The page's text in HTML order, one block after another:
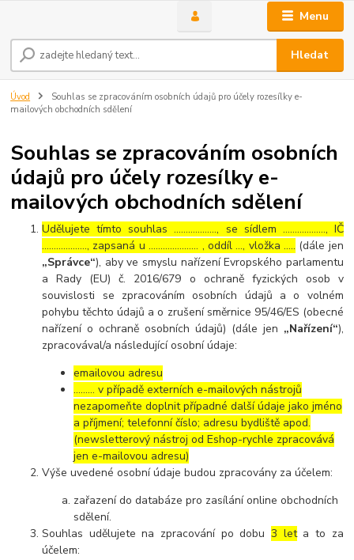
Menu
Hledat
Úvod
Souhlas se zpracováním osobních údajů pro účely rozesílky e-
mailových obchodních sdělení
Souhlas se zpracováním osobních
údajů pro účely rozesílky e-
mailových obchodních sdělení
Udělujete tímto souhlas ……………..., se sídlem ………………, IČ
………………., zapsaná u ………………… , oddíl …, vložka ….. (dále jen
„Správce“), aby ve smyslu nařízení Evropského parlamentu
a Rady (EU) č. 2016/679 o ochraně fyzických osob v
souvislosti se zpracováním osobních údajů a o volném
pohybu těchto údajů a o zrušení směrnice 95/46/ES (obecné
nařízení o ochraně osobních údajů) (dále jen „Nařízení“),
zpracovával/a následující osobní údaje:
emailovou adresu
……… v případě externích e-mailových nástrojů
nezapomeňte doplnit případné další údaje jako jméno
a příjmení; telefonní číslo; adresu bydliště apod.
(newsletterový nástroj od Eshop-rychle zpracovává
jen e-mailovou adresu)
Výše uvedené osobní údaje budou zpracovány za účelem:
zařazení do databáze pro zasílání online obchodních
sdělení.
Souhlas udělujete na zpracování po dobu3 leta to za
účelem: